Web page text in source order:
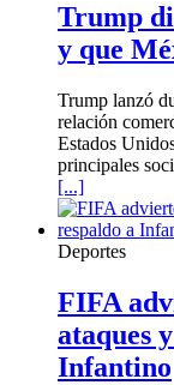
Trump
y que
Trump lanzó
relación
Estados
principales
[...]
Deportes
FIFA
ataques
Infantino